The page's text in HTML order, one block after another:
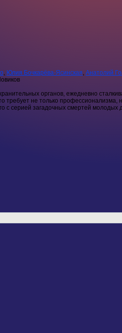
Юлия Бочкарёва-Ясинская Анатолий
органов, ежедневно
требует не только
с серией загадочных смертей